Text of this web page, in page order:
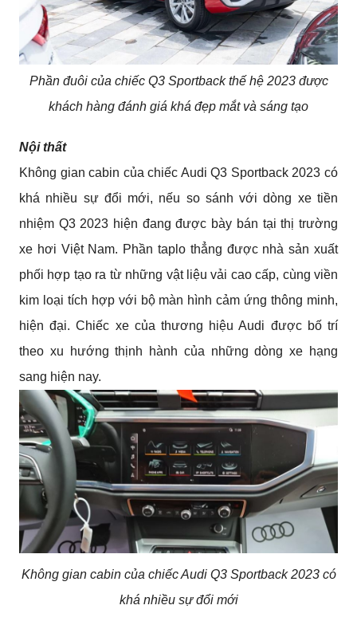
Phần đuôi của chiếc Q3 Sportback thế hệ 2023 được
khách hàng đánh giá khá đẹp mắt và sáng tạo
Nội thất
Không gian cabin của chiếc Audi Q3 Sportback 2023 có
khá nhiều sự đổi mới, nếu so sánh với dòng xe tiền
nhiệm Q3 2023 hiện đang được bày bán tại thị trường
xe hơi Việt Nam. Phần taplo thẳng được nhà sản xuất
phối hợp tạo ra từ những vật liệu vải cao cấp, cùng viền
kim loại tích hợp với bộ màn hình cảm ứng thông minh,
hiện đại. Chiếc xe của thương hiệu Audi được bố trí
theo xu hướng thịnh hành của những dòng xe hạng
sang hiện nay.
Không gian cabin của chiếc Audi Q3 Sportback 2023 có
khá nhiều sự đổi mới